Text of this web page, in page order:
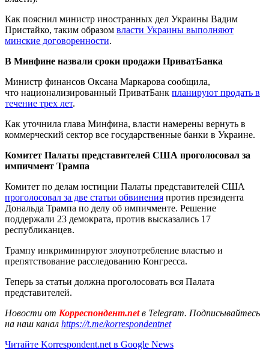
Как пояснил министр иностранных дел Украины Вадим
Пристайко, таким образом власти Украины выполняют
минские договоренности.
В Минфине назвали сроки продажи ПриватБанка
Министр финансов Оксана Маркарова сообщила,
что национализированный ПриватБанк планируют продать в
течение трех лет.
Как уточнила глава Минфина, власти намерены вернуть в
коммерческий сектор все государственные банки в Украине.
Комитет Палаты представителей США проголосовал за
импичмент Трампа
Комитет по делам юстиции Палаты представителей США
проголосовал за две статьи обвинения против президента
Дональда Трампа по делу об импичменте. Решение
поддержали 23 демократа, против высказались 17
республиканцев.
Трампу инкриминируют злоупотребление властью и
препятствование расследованию Конгресса.
Теперь за статьи должна проголосовать вся Палата
представителей.
Новости от Корреспондент.netв Telegram. Подписывайтесь
на наш канал https://t.me/korrespondentnet
Читайте Korrespondent.net в Google News